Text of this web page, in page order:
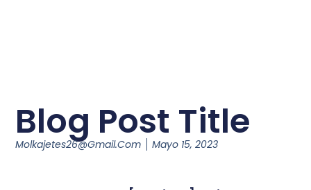
Blog Post Title
Molkajetes26@gmail.com Mayo 15, 2023